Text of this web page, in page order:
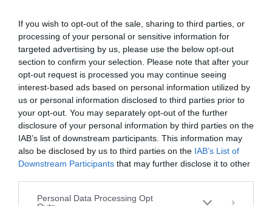
If you wish to opt-out of the sale, sharing to third parties, or
processing of your personal or sensitive information for
targeted advertising by us, please use the below opt-out
section to confirm your selection. Please note that after your
opt-out request is processed you may continue seeing
interest-based ads based on personal information utilized by
us or personal information disclosed to third parties prior to
your opt-out. You may separately opt-out of the further
disclosure of your personal information by third parties on the
IAB’s list of downstream participants. This information may
also be disclosed by us to third parties on the IAB’s List of
Downstream Participants that may further disclose it to other
Personal Data Processing Opt
Διαχείριση Συγκατάθεσης
Για να παρέχουμε την καλύτερη εμπειρία, χρησιμοποιούμε τεχνολογίες όπως
cookies για την αποθήκευση ή/και την πρόσβαση σε πληροφορίες συσκευών.
Η συγκατάθεση για τις εν λόγω τεχνολογίες θα μας επιτρέψει να
επεξεργαστούμε δεδομένα προσωπικού χαρακτήρα, όπως συμπεριφορά
συγκατάθεση ή η ανάκληση της συγκατάθεσης, μπορεί να επηρεάσει
αρνητικά ορισμένες λειτουργίες και δυνατότητες.
εκεί μέχρι και κέντρο διασκέδασης, όχι απλά καφενείο,
που γίνονταν χοροεσπερίδες! Και σήμερα στην ίδια
γειτονιά συναντάς πολλά ωραία σπίτια και βίλες.
Σήμερα η Σαμαρίνα, εκτός από την κτηνοτροφία,
ασχολείται και με τον τουρισμό. Στο χωριό υπάρχουν
5 ξενώνες με 150 κλίνες συνολικά. Το πώς
συγκεντρώνεται τόσος κόσμος τον Αύγουστο είναι
εντυπωσιακό. Τα σπίτια γεμίζουν από τις οικογένειες